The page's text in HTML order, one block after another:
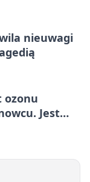
nieuwagi
ozonu
Jest